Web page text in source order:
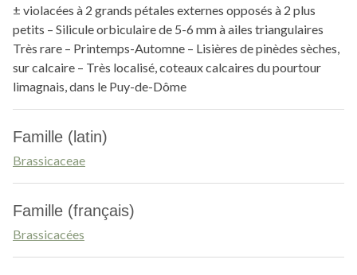
± violacées à 2 grands pétales externes opposés à 2 plus
petits – Silicule orbiculaire de 5-6 mm à ailes triangulaires
Très rare – Printemps-Automne – Lisières de pinèdes sèches,
sur calcaire – Très localisé, coteaux calcaires du pourtour
limagnais, dans le Puy-de-Dôme
Famille (latin)
Brassicaceae
Famille (français)
Brassicacées